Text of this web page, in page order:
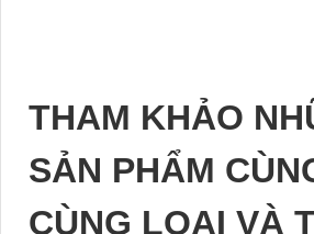
THAM KHẢO
SẢN PHẨM
CÙNG LOẠI VÀ